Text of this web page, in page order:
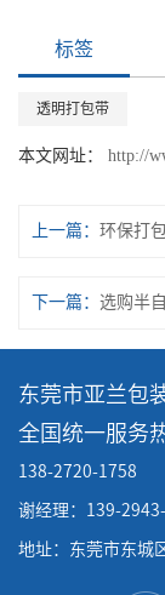
标签
透明打包带
本文网址： http://
上一篇：
下一篇：
东莞市亚兰包
全国统一服务
138-2720-1758
谢经理：139-
地址：东莞市东城